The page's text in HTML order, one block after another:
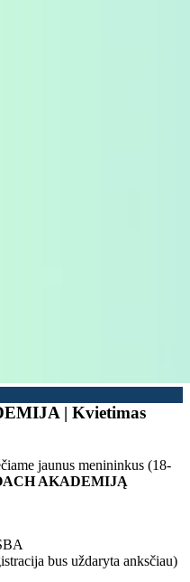
| Kvietimas
jaunus menininkus (18-
AKADEMIJĄ
bus uždaryta anksčiau)